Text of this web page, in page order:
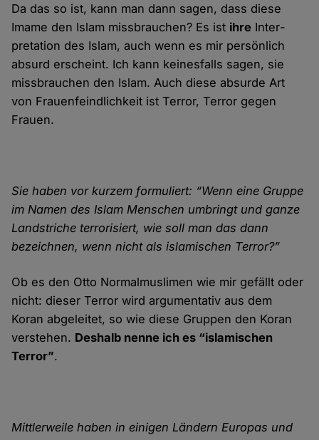
Da das so ist, kann man dann sagen, dass diese
Imame den Islam miss­brauchen? Es ist ihre Inter­
pretation des Islam, auch wenn es mir persönlich
absurd erscheint. Ich kann keines­falls sagen, sie
miss­brauchen den Islam. Auch diese absurde Art
von Frauen­feind­lichkeit ist Terror, Terror gegen
Frauen.
Sie haben vor kurzem formuliert: “Wenn eine Gruppe
im Namen des Islam Menschen umbringt und ganze
Land­striche terrorisiert, wie soll man das dann
bezeichnen, wenn nicht als islamischen Terror?”
Ob es den Otto Normal­muslimen wie mir gefällt oder
nicht: dieser Terror wird argumentativ aus dem
Koran abge­leitet, so wie diese Gruppen den Koran
ver­stehen. Deshalb nenne ich es “islamischen
Terror”.
Mittlerweile haben in einigen Ländern Europas und